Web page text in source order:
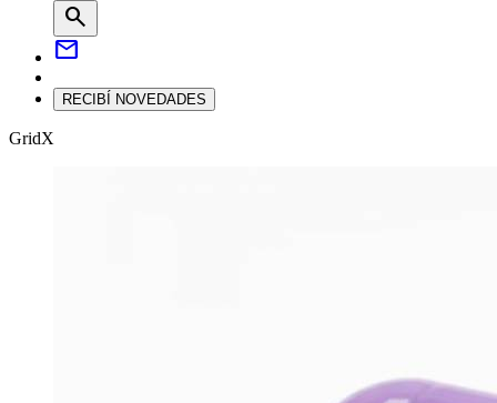
search
mail
RECIBÍ NOVEDADES
GridX